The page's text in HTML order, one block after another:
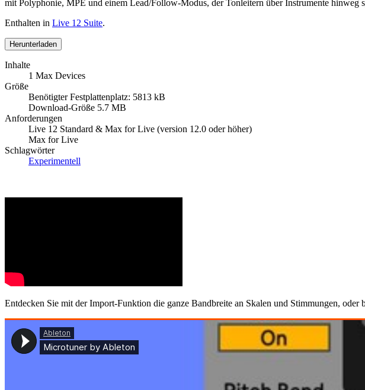
mit Polyphonie, MPE und einem Lead/Follow-Modus, der Tonleitern über Instrumente hinweg
Enthalten in Live 12 Suite.
Herunterladen
Inhalte
1 Max Devices
Größe
Benötigter Festplattenplatz: 5813 kB
Download-Größe 5.7 MB
Anforderungen
Live 12 Standard & Max for Live (version 12.0 oder höher)
Max for Live
Schlagwörter
Experimentell
Entdecken Sie mit der Import-Funktion die ganze Bandbreite an Skalen und Stimmungen,